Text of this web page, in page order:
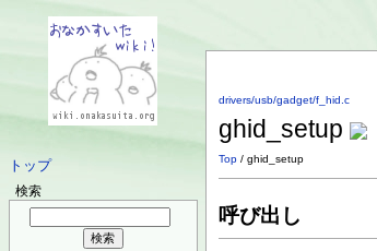
トップ
検索
drivers/usb/gadget/f_hid.c
ghid_setup
Top / ghid_setup
呼び出し